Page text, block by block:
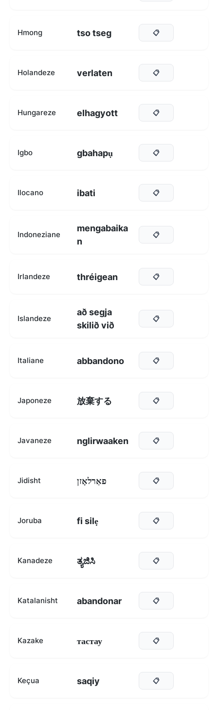
Hmong tso tseg 📋
Holandeze verlaten 📋
Hungareze elhagyott 📋
Igbo gbahapụ 📋
Ilocano ibati 📋
Indoneziane
mengabaika
n
📋
Irlandeze thréigean 📋
Islandeze
að segja
skilið við
📋
Italiane abbandono 📋
Japoneze 放棄する 📋
Javaneze nglirwaaken 📋
Jidisht פאַרלאָזן 📋
Joruba fi silẹ 📋
Kanadeze ತ್ಯಜಿಸಿ 📋
Katalanisht abandonar 📋
Kazake тастау 📋
Keçua saqiy 📋